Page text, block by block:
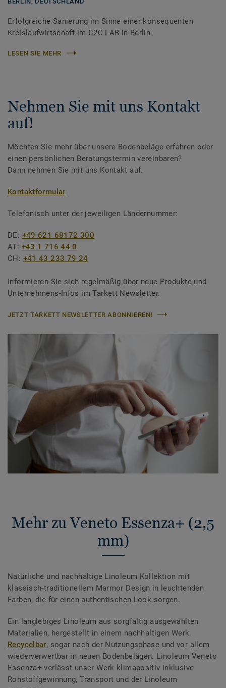
Erfolgreiche Sanierung im Sinne einer konsequenten
Kreislaufwirtschaft im C2C LAB in Berlin.
LESEN SIE MEHR
Nehmen Sie mit uns Kontakt
auf!
Möchten Sie mehr über unsere Bodenbeläge erfahren oder
einen persönlichen Beratungstermin vereinbaren?
Dann nehmen Sie mit uns Kontakt auf.
Kontaktformular
Telefonisch unter der jeweiligen Ländernummer:
DE: +49 621 68172 300
AT: +43 1 716 44 0
CH: +41 43 233 79 24
Informieren Sie sich regelmäßig über neue Produkte und
Unternehmens-Infos im Tarkett Newsletter.
JETZT TARKETT NEWSLETTER ABONNIEREN!
Mehr zu Veneto Essenza+ (2,5
mm)
Natürliche und nachhaltige Linoleum Kollektion mit
klassisch-traditionellem Marmor Design in leuchtenden
Farben, die für einen authentischen Look sorgen.
Ein langlebiges Linoleum aus sorgfältig ausgewählten
Materialien, hergestellt in einem nachhaltigen Werk.
Recycelbar, sogar nach der Nutzungsphase und vor allem
wiederverwertbar in neuen Bodenbelägen. Linoleum Veneto
Essenza+ verlässt unser Werk klimapositiv inklusive
Rohstoffgewinnung, Transport und der Linoleum